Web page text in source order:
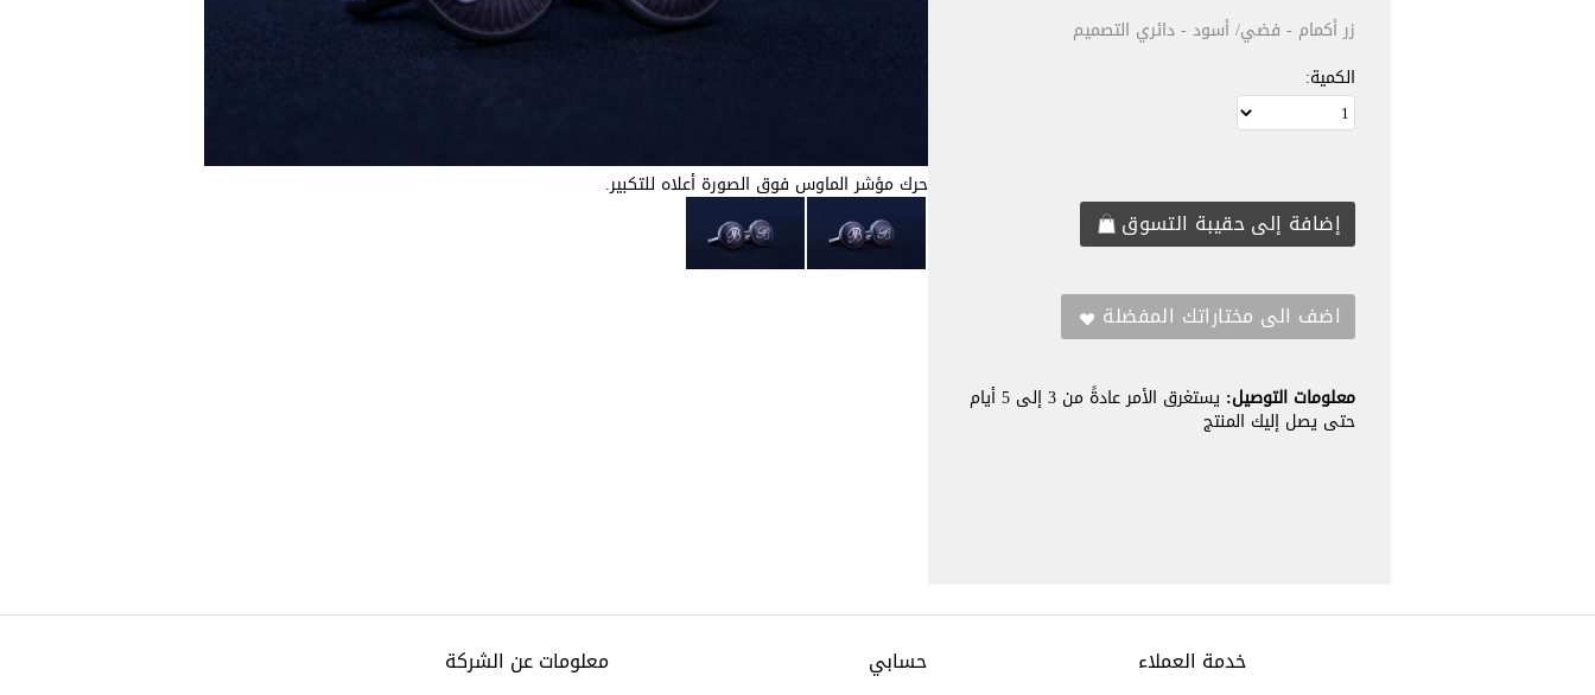
حرك مؤشر الماوس فوق الصورة أعلاه للتكبير.
زر أكمام - فضي/ أسود - دائري التصميم
الكمية:
معلومات التوصيل: يستغرق الأمر عادةً من 3 إلى 5 أيام
حتى يصل إليك المنتج
خدمة العملاء حسابي معلومات عن الشركة